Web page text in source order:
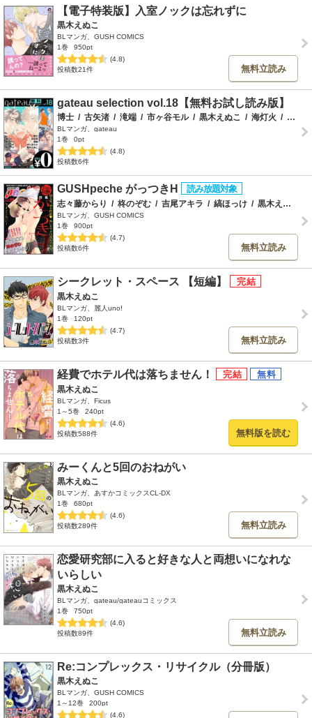
【電子特装版】入室ノックは忘れずに
黒木えぬこ
BLマンガ、GUSH COMICS
1巻
950pt
(4.8)
投稿数21件
無料立読み
gateau selection vol.18【無料お試し読み版】
博士 / 古矢渚 / 滝端 / 市ヶ谷モル / 黒木えぬこ / 海灯火 /
BLマンガ、gateau
1巻
0pt
(4.8)
投稿数6件
GUSHpeche がっつきH
志々藤からり / 柊のぞむ / 吉尾アキラ / 縞ほっけ / 黒木えぬこ
BLマンガ、GUSH COMICS
1巻
900pt
(4.7)
投稿数6件
無料立読み
シークレット・スペース 【短編】
黒木えぬこ
BLマンガ、麗人uno!
1巻
120pt
(4.7)
投稿数3件
無料立読み
経費でホテル代は落ちません！
黒木えぬこ
BLマンガ、Ficus
1～5巻
240pt
(4.6)
投稿数588件
無料版を読む
みーくんと5回のおねがい
黒木えぬこ
BLマンガ、あすかコミックスCL-DX
1巻
680pt
(4.6)
投稿数289件
無料立読み
恋愛研究部に入ると好きな人と両想いになれな
いらしい
黒木えぬこ
BLマンガ、gateau/gateauコミックス
1巻
750pt
(4.6)
投稿数89件
無料立読み
Re:コンプレックス・リサイクル（分冊版）
黒木えぬこ
BLマンガ、GUSH COMICS
1～12巻
200pt
(4.6)